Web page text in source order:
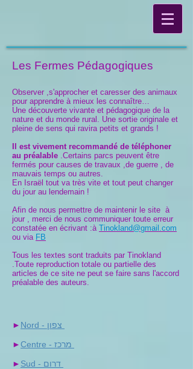
Les Fermes Pédagogiques
Observer ,s'approcher et caresser des animaux
pour apprendre à mieux les connaître…
Une découverte vivante et pédagogique de la
nature et du monde rural. Une sortie originale et
pleine de sens qui ravira petits et grands !
Il est vivement recommandé de téléphoner
au préalable .Certains parcs peuvent être
fermés pour causes de travaux ,de guerre , de
mauvais temps ou autres.
En Israël tout va très vite et tout peut changer
du jour au lendemain !
Afin de nous permettre de maintenir le site à
jour , merci de nous communiquer toute erreur
constatée en écrivant :à Tinokland@gmail.com
ou via FB
Tous les textes sont traduits par Tinokland
.Toute reproduction totale ou partielle des
articles de ce site ne peut se faire sans l'accord
préalable des auteurs.
►
►
Centre - מרכז
►